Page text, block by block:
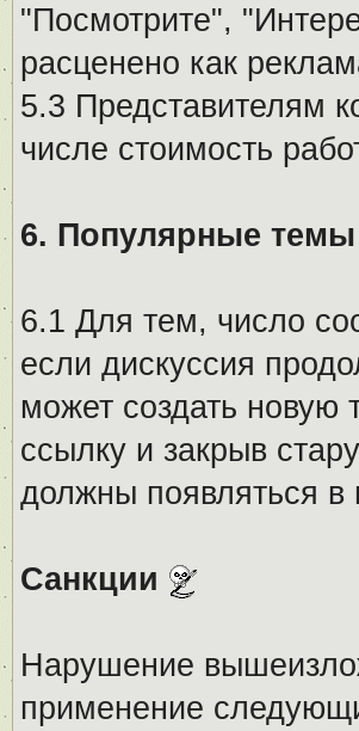
"Посмотрите",
расценено как
5.3 Представителям
числе стоимость
6. Популярные темы
6.1 Для тем, число
если дискуссия
может создать новую
ссылку и закрыв
должны появляться в
Санкции
Нарушение
применение